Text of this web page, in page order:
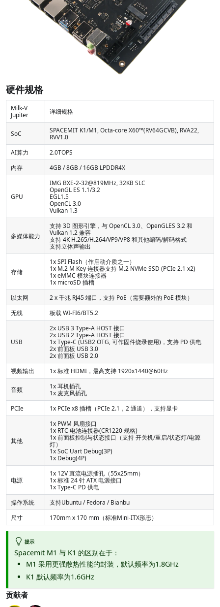
硬件规格
Milk-V
Jupiter
详细规格
SoC
SPACEMIT K1/M1, Octa-core X60™(RV64GCVB), RVA22,
RVV1.0
AI算力
2.0TOPS
内存
4GB / 8GB / 16GB LPDDR4X
GPU
IMG BXE-2-32@819MHz, 32KB SLC
OpenGL ES 1.1/3.2
EGL1.5
OpenCL 3.0
Vulkan 1.3
多媒体能力
支持 3D 图形引擎，与 OpenCL 3.0、OpenGLES 3.2 和
Vulkan 1.2 兼容
支持 4K H.265/H.264/VP9/VP8 和其他编码/解码格式
支持立体声输出
存储
1x SPI Flash（作启动介质之一）
1x M.2 M Key 连接器支持 M.2 NVMe SSD (PCIe 2.1 x2)
1x eMMC 模块连接器
1x microSD 插槽
以太网
2 x 千兆 RJ45 端口，支持 PoE（需要额外的 PoE 模块）
无线
板载 WI-FI6/BT5.2
USB
2x USB 3 Type-A HOST 接口
2x USB 2 Type-A HOST 接口
1x Type-C (USB2 OTG, 可作固件烧录使用)，支持 PD 供电
2x 前面板 USB 3.0
2x 前面板 USB 2.0
视频输出
1x 标准 HDMI，最高支持 1920x1440@60Hz
音频
1x 耳机插孔
1x 麦克风插孔
PCIe
1x PCIe x8 插槽（PCIe 2.1，2 通道），支持显卡
其他
1x PWM 风扇接口
1x RTC 电池连接器(CR1220 规格)
1x 前面板控制与状态接口（支持 开关机/重启/状态灯/电源
灯）
1x SoC Uart Debug(3P)
1x Debug(4P)
电源
1x 12V 直流电源插孔（55x25mm）
1x 标准 24 针 ATX 电源接口
1x Type-C PD 供电
操作系统
支持Ubuntu / Fedora / Bianbu
尺寸
170mm x 170 mm（标准Mini-ITX形态）
提示
Spacemit M1 与 K1 的区别在于：
M1 采用更强散热性能的封装，默认频率为1.8GHz
K1 默认频率为1.6GHz
贡献者